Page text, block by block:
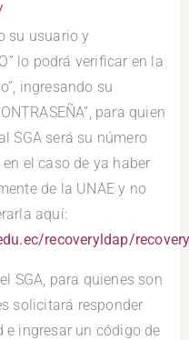
su usuario y
lo podrá verificar en la
ingresando su
para quien
SGA será su número
el caso de ya haber
de la UNAE y no
aquí:
recoveryldap/
SGA, para quienes son
solicitará responder
ingresar un código de